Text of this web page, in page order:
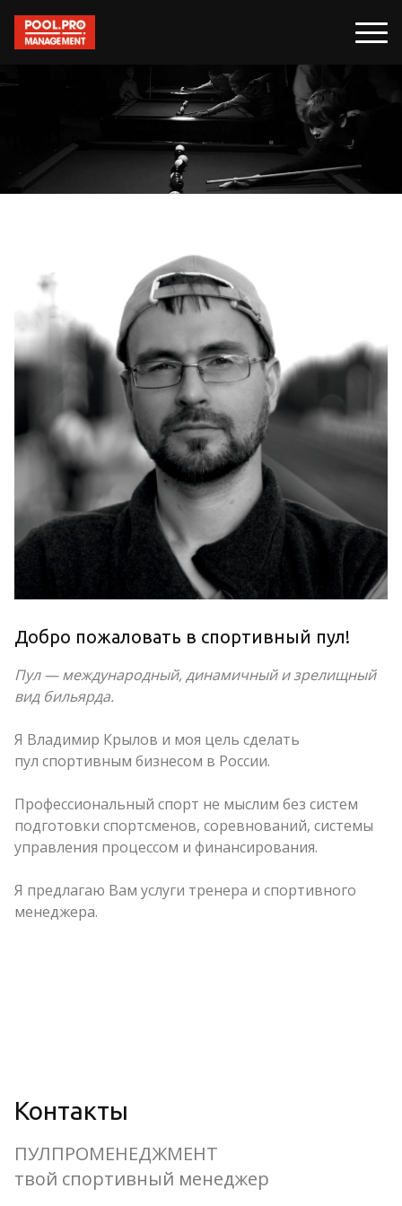
Добро пожаловать в спортивный пул!
Пул — международный, динамичный и зрелищный
вид бильярда.
Я Владимир Крылов и моя цель сделать
пул спортивным бизнесом в России.
Профессиональный спорт не мыслим без систем
подготовки спортсменов, соревнований, системы
управления процессом и финансирования.
Я предлагаю Вам услуги тренера и спортивного
менеджера.
Контакты
ПУЛПРОМЕНЕДЖМЕНТ
твой спортивный менеджер